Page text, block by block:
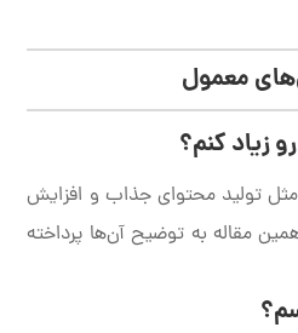
معمول
زیاد کنم؟
مثل تولید محتوای جذاب و افزایش
مقاله به توضیح آن‌ها پرداخته